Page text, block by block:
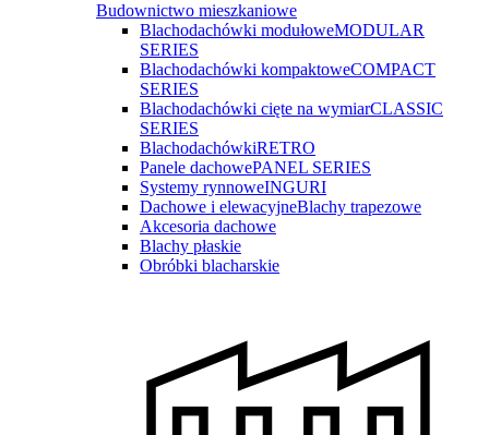
Budownictwo mieszkaniowe
Blachodachówki modułoweMODULAR
SERIES
Blachodachówki kompaktoweCOMPACT
SERIES
Blachodachówki cięte na wymiarCLASSIC
SERIES
BlachodachówkiRETRO
Panele dachowePANEL SERIES
Systemy rynnoweINGURI
Dachowe i elewacyjneBlachy trapezowe
Akcesoria dachowe
Blachy płaskie
Obróbki blacharskie